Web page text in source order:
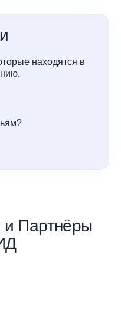
находятся в
и Партнёры